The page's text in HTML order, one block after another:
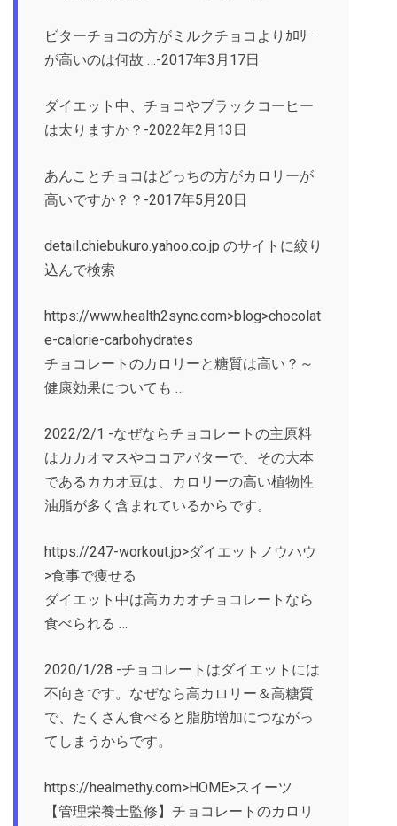
ビターチョコの方がミルクチョコよりｶﾛﾘｰ
が高いのは何故 …-2017年3月17日
ダイエット中、チョコやブラックコーヒー
は太りますか？-2022年2月13日
あんことチョコはどっちの方がカロリーが
高いですか？？-2017年5月20日
detail.chiebukuro.yahoo.co.jp のサイトに絞り
込んで検索
https://www.health2sync.com>blog>chocolat
e-calorie-carbohydrates
チョコレートのカロリーと糖質は高い？～
健康効果についても …
2022/2/1 -なぜならチョコレートの主原料
はカカオマスやココアバターで、その大本
であるカカオ豆は、カロリーの高い植物性
油脂が多く含まれているからです。
https://247-workout.jp>ダイエットノウハウ
>食事で痩せる
ダイエット中は高カカオチョコレートなら
食べられる …
2020/1/28 -チョコレートはダイエットには
不向きです。なぜなら高カロリー＆高糖質
で、たくさん食べると脂肪増加につながっ
てしまうからです。
https://healmethy.com>HOME>スイーツ
【管理栄養士監修】チョコレートのカロリ